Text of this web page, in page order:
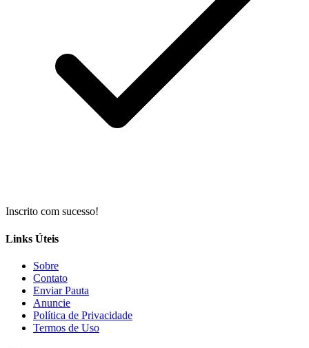
Inscrito com sucesso!
Links Úteis
Sobre
Contato
Enviar Pauta
Anuncie
Política de Privacidade
Termos de Uso